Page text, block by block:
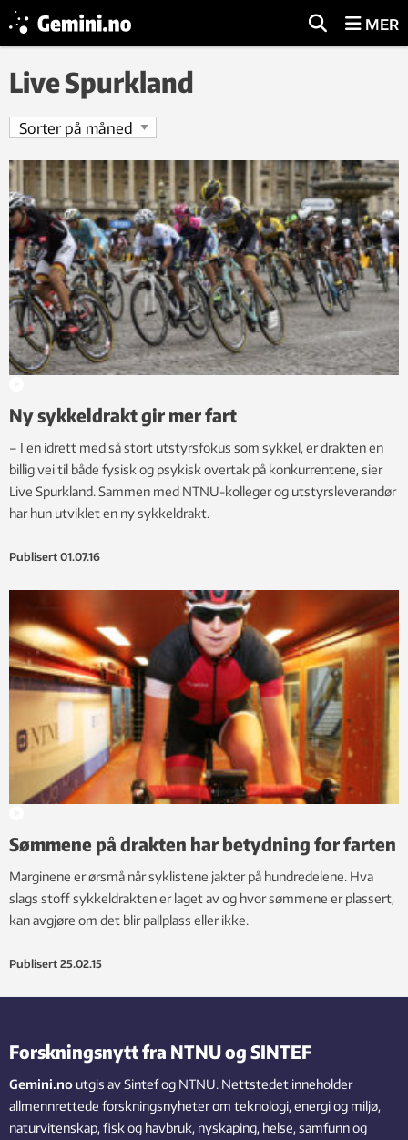
MER
Live Spurkland
Ny sykkeldrakt gir mer fart
– I en idrett med så stort utstyrsfokus som sykkel, er drakten en
billig vei til både fysisk og psykisk overtak på konkurrentene, sier
Live Spurkland. Sammen med NTNU-kolleger og utstyrsleverandør
har hun utviklet en ny sykkeldrakt.
Publisert 01.07.16
Sømmene på drakten har betydning for farten
Marginene er ørsmå når syklistene jakter på hundredelene. Hva
slags stoff sykkeldrakten er laget av og hvor sømmene er plassert,
kan avgjøre om det blir pallplass eller ikke.
Publisert 25.02.15
Forskningsnytt fra NTNU og SINTEF
Gemini.no utgis av Sintef og NTNU. Nettstedet inneholder
allmennrettede forskningsnyheter om teknologi, energi og miljø,
naturvitenskap, fisk og havbruk, nyskaping, helse, samfunn og